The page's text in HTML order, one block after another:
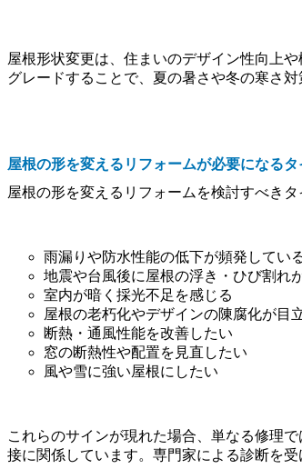
屋根形状変更は、住まいのデザイン性向上
グレードすることで、夏の暑さや冬の寒さ対
屋根の形を変えるリフォームが必要になる
屋根の形を変えるリフォームを検討すべき
雨漏りや防水性能の低下が頻発してい
地震や台風後に屋根の浮き・ひび割れ
室内が暗く採光不足を感じる
屋根の老朽化やデザインの陳腐化が目
断熱・通風性能を改善したい
窓の断熱性や配置を見直したい
風や雪に強い屋根にしたい
これらのサインが現れた場合、単なる修理
接に関係しています。専門家による診断を